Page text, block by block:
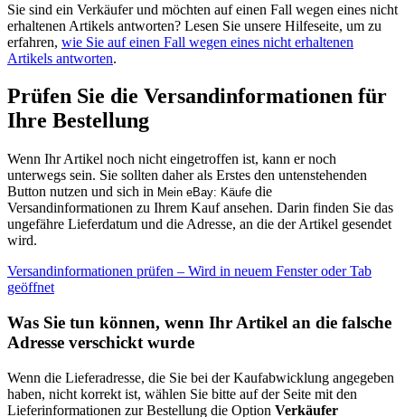
Sie sind ein Verkäufer und möchten auf einen Fall wegen eines nicht
erhaltenen Artikels antworten? Lesen Sie unsere Hilfeseite, um zu
erfahren, wie Sie auf einen Fall wegen eines nicht erhaltenen
Artikels antworten.
Prüfen Sie die Versandinformationen für
Ihre Bestellung
Wenn Ihr Artikel noch nicht eingetroffen ist, kann er noch
unterwegs sein. Sie sollten daher als Erstes den untenstehenden
Button nutzen und sich in Mein eBay: Käufe die
Versandinformationen zu Ihrem Kauf ansehen. Darin finden Sie das
ungefähre Lieferdatum und die Adresse, an die der Artikel gesendet
wird.
Versandinformationen prüfen – Wird in neuem Fenster oder Tab
geöffnet
Was Sie tun können, wenn Ihr Artikel an die falsche
Adresse verschickt wurde
Wenn die Lieferadresse, die Sie bei der Kaufabwicklung angegeben
haben, nicht korrekt ist, wählen Sie bitte auf der Seite mit den
Lieferinformationen zur Bestellung die Option Verkäufer